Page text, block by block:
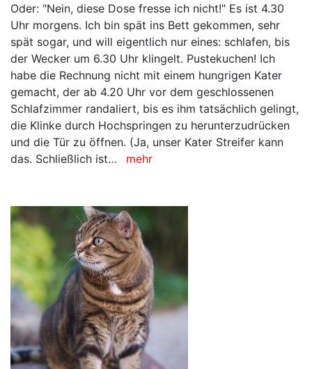
Oder: "Nein, diese Dose fresse ich nicht!" Es ist 4.30
Uhr morgens. Ich bin spät ins Bett gekommen, sehr
spät sogar, und will eigentlich nur eines: schlafen, bis
der Wecker um 6.30 Uhr klingelt. Pustekuchen! Ich
habe die Rechnung nicht mit einem hungrigen Kater
gemacht, der ab 4.20 Uhr vor dem geschlossenen
Schlafzimmer randaliert, bis es ihm tatsächlich gelingt,
die Klinke durch Hochspringen zu herunterzudrücken
und die Tür zu öffnen. (Ja, unser Kater Streifer kann
das. Schließlich ist…
mehr